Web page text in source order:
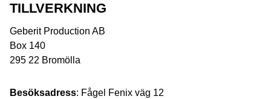
TILLVERKNING
Geberit Production AB
Box 140
295 22 Bromölla
Besöksadress: Fågel Fenix väg 12